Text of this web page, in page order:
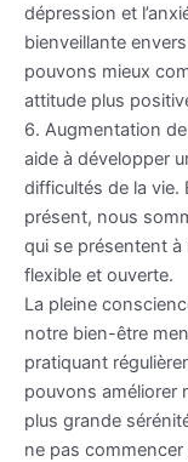
dépression et
bienveillante
pouvons mieux
attitude plus
6. Augmentation
aide à développer
difficultés de la
présent, nous
qui se présentent
flexible et ouverte.
La pleine
notre bien-être
pratiquant
pouvons améliorer
plus grande
ne pas